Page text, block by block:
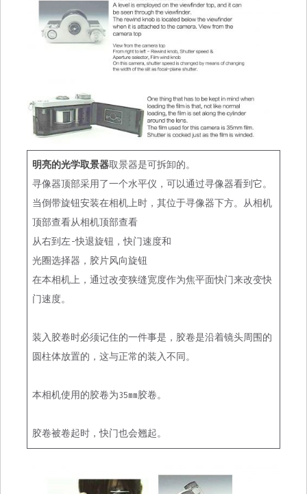
明亮的光学取景器取景器是可拆卸的。
寻像器顶部采用了一个水平仪，可以通过寻像器看到它。
当倒带旋钮安装在相机上时，其位于寻像器下方。从相机
顶部查看从相机顶部查看
从右到左-快退旋钮，快门速度和
光圈选择器，胶片风向旋钮
在本相机上，通过改变狭缝宽度作为焦平面快门来改变快
门速度。
装入胶卷时必须记住的一件事是，胶卷是沿着镜头周围的
圆柱体放置的，这与正常的装入不同。
本相机使用的胶卷为35mm胶卷。
胶卷被卷起时，快门也会翘起。